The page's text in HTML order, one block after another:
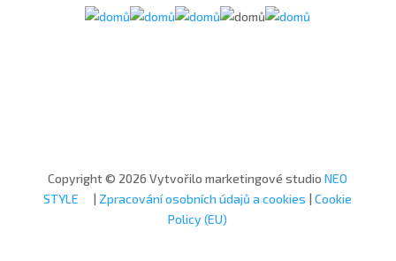
Copyright © 2026 Vytvořilo marketingové studioNEO
STYLE
| Zpracování osobních údajů a cookies |Cookie
Policy (EU)